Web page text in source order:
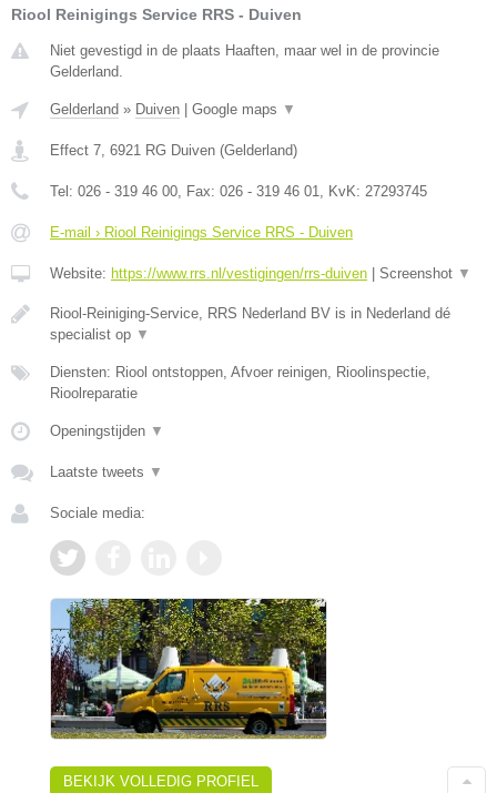
Riool Reinigings Service RRS - Duiven
Niet gevestigd in de plaats Haaften, maar wel in de provincie
Gelderland.
Gelderland » Duiven Google maps ▼
Effect 7, 6921 RG Duiven (Gelderland)
Tel: 026 - 319 46 00, Fax: 026 - 319 46 01, KvK: 27293745
E-mail › Riool Reinigings Service RRS - Duiven
Website: https://www.rrs.nl/vestigingen/rrs-duiven Screenshot ▼
Riool-Reiniging-Service, RRS Nederland BV is in Nederland dé
specialist op ▼
Diensten: Riool ontstoppen, Afvoer reinigen, Rioolinspectie,
Rioolreparatie
Openingstijden ▼
Laatste tweets ▼
Sociale media:
BEKIJK VOLLEDIG PROFIEL